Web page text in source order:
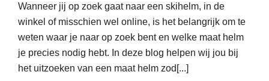
Wanneer jij op zoek gaat naar een skihelm, in de
winkel of misschien wel online, is het belangrijk om te
weten waar je naar op zoek bent en welke maat helm
je precies nodig hebt. In deze blog helpen wij jou bij
het uitzoeken van een maat helm zod[...]